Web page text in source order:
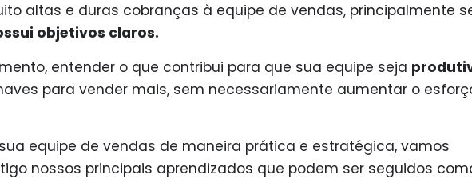
altas e duras cobranças à equipe de vendas, principalmente
objetivos claros.
entender o que contribui para que sua equipe seja
para vender mais, sem necessariamente aumentar o
equipe de vendas de maneira prática e estratégica, vamos
nossos principais aprendizados que podem ser seguidos